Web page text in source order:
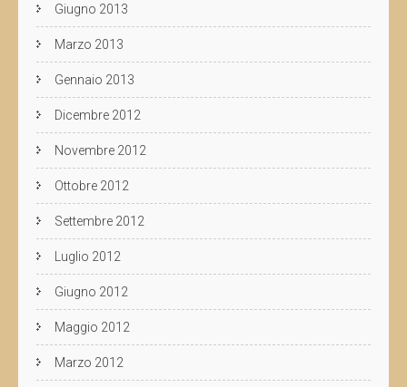
Giugno 2013
Marzo 2013
Gennaio 2013
Dicembre 2012
Novembre 2012
Ottobre 2012
Settembre 2012
Luglio 2012
Giugno 2012
Maggio 2012
Marzo 2012